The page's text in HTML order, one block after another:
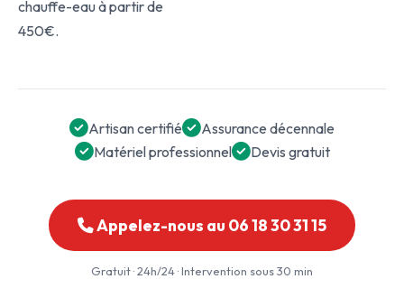
chauffe-eau à partir de
450€.
Artisan certifié
Assurance décennale
Matériel professionnel
Devis gratuit
Appelez-nous au 06 18 30 31 15
Gratuit · 24h/24 · Intervention sous 30 min